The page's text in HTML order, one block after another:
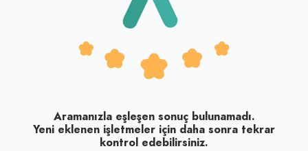
Aramanızla eşleşen sonuç bulunamadı.
Yeni eklenen işletmeler için daha sonra tekrar
kontrol edebilirsiniz.